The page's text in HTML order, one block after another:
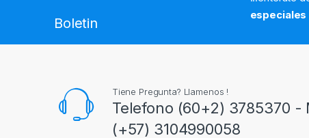
Boletin
especiales
Tiene Pregunta? Llamenos !
Telefono (60+2) 3785370 -
(+57) 3104990058